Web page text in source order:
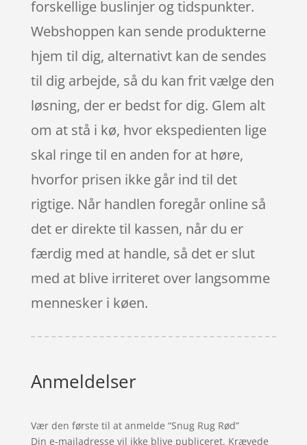
forskellige buslinjer og tidspunkter.
Webshoppen kan sende produkterne
hjem til dig, alternativt kan de sendes
til dig arbejde, så du kan frit vælge den
løsning, der er bedst for dig. Glem alt
om at stå i kø, hvor ekspedienten lige
skal ringe til en anden for at høre,
hvorfor prisen ikke går ind til det
rigtige. Når handlen foregår online så
det er direkte til kassen, når du er
færdig med at handle, så det er slut
med at blive irriteret over langsomme
mennesker i køen.
Anmeldelser
Vær den første til at anmelde “Snug Rug Rød”
Din e-mailadresse vil ikke blive publiceret. Krævede